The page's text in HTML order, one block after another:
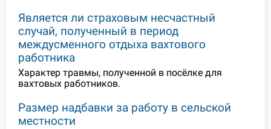
Является ли страховым несчастный
случай, полученный в период
междусменного отдыха вахтового
работника
Характер травмы, полученной в посёлке для
вахтовых работников.
Размер надбавки за работу в сельской
местности